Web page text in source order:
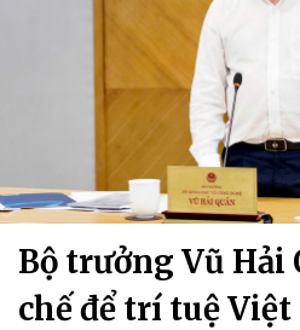
Bộ trưởng Vũ Hải
chế để trí tuệ